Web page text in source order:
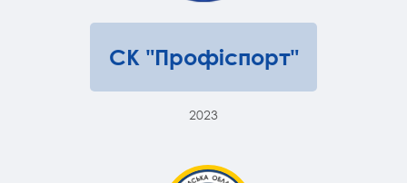
СК "Профіспорт"
2023